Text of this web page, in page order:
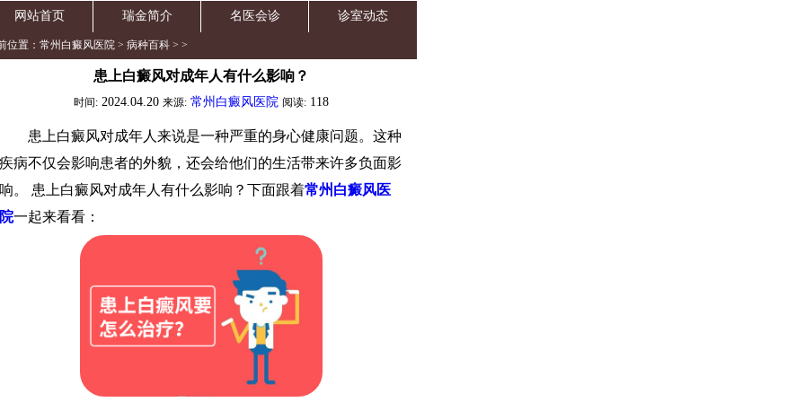
网站首页 瑞金简介 名医会诊 诊室动态
位置： 常州白癜风医院 > 病种百科 > >
患上白癜风对成年人有什么影响？
时间: 2024.04.20 来源: 常州白癜风医院 阅读: 118
患上白癜风对成年人来说是一种严重的身心健康问题。这种
疾病不仅会影响患者的外貌，还会给他们的生活带来许多负面影
响。 患上白癜风对成年人有什么影响？下面跟着常州白癜风医
院一起来看看：